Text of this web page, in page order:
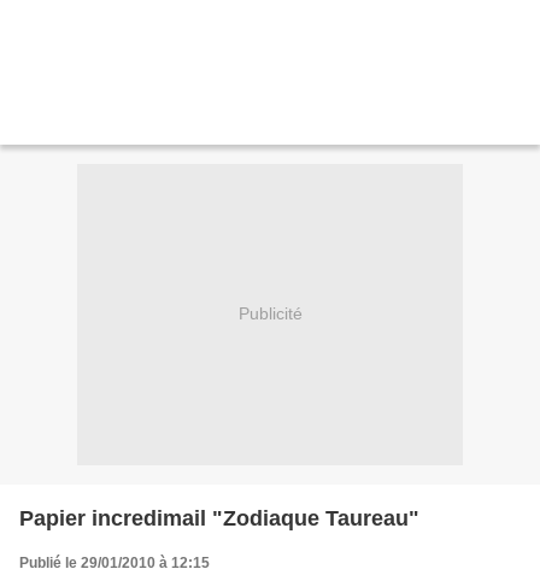
Publicité
Papier incredimail "Zodiaque Taureau"
Publié le 29/01/2010 à 12:15